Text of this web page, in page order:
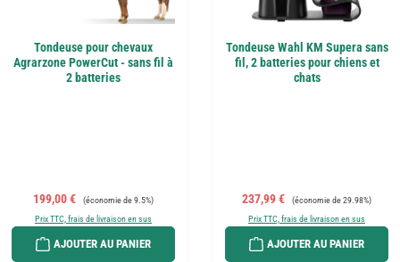
Tondeuse pour chevaux
Agrarzone PowerCut - sans fil à
2 batteries
Prix de vente :
199,00 € Prix régulier :
(économie de 9.5%)
Prix TTC, frais de livraison en sus
AJOUTER AU PANIER
Tondeuse Wahl KM Supera sans
fil, 2 batteries pour chiens et
chats
Prix de vente :
237,99 € Prix régulier :
(économie de 29.98%)
Prix TTC, frais de livraison en sus
AJOUTER AU PANIER